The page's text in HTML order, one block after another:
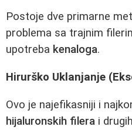
Postoje dve primarne
problema sa trajnim
upotreba kenaloga.
Hirurško Uklanjanje
Ovo je najefikasniji i
hijaluronskih filera i